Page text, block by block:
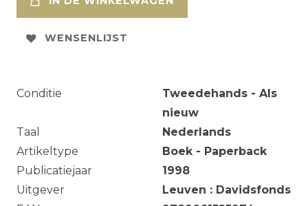
WENSENLIJST
Conditie
Tweedehands - Als
nieuw
Taal
Nederlands
Artikeltype
Boek - Paperback
Publicatiejaar
1998
Uitgever
Leuven : Davidsfonds